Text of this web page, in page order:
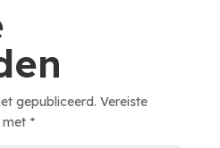
gepubliceerd. Vereiste
met *